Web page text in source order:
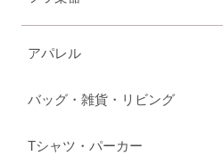
アパレル
バッグ・雑貨・リビング
Tシャツ・パーカー